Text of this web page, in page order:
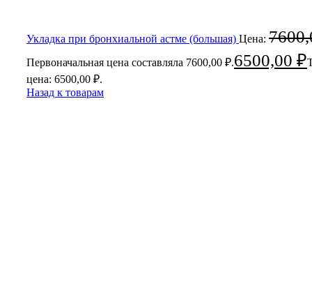
Укладка при бронхиальной астме (большая) Цена:
Первоначальная цена составляла 7600,00 ₽.6500,00 ₽
цена: 6500,00 ₽.
Назад к товарам